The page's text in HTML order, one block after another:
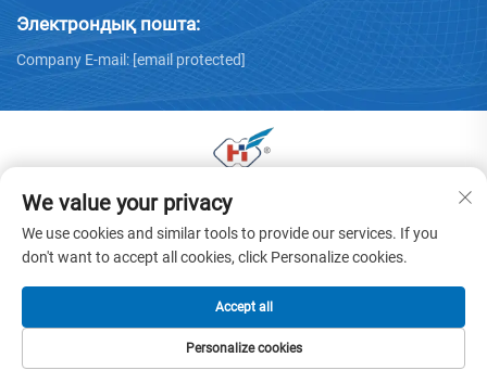
Электрондық пошта:
Company E-mail: [email protected]
© 2025 Донггуан Хуая қаңылтыр машиналары
компаниясының барлық құқтары сақталған. -
Құпиялылық саясаты
We value your privacy
We use cookies and similar tools to provide our services. If you
don't want to accept all cookies, click Personalize cookies.
Personalize cookies
Accept all